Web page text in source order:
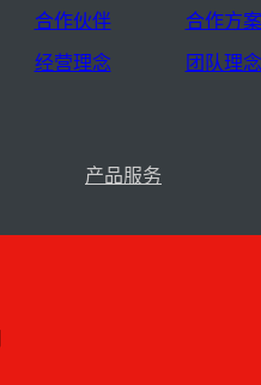
合作伙伴
经营理念
合作方案
团队理念
产品服务